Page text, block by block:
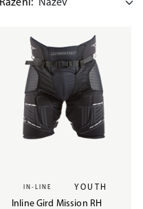
Řazení:
IN-LINE YOUTH
Inline Gird Mission RH